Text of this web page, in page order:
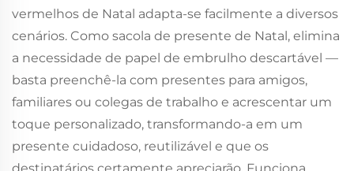
vermelhos de Natal adapta-se facilmente a diversos
cenários. Como sacola de presente de Natal, elimina
a necessidade de papel de embrulho descartável —
basta preenchê-la com presentes para amigos,
familiares ou colegas de trabalho e acrescentar um
toque personalizado, transformando-a em um
presente cuidadoso, reutilizável e que os